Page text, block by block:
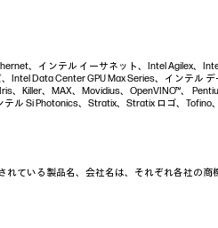
、インテル イーサネット、Intel Agilex、
Data Center GPU Max Series、インテル デ
Killer、MAX、Movidius、OpenVINO™、
ル Si Photonics、Stratix、Stratix ロゴ、Tofino
ている製品名、会社名は、それぞれ各社の商